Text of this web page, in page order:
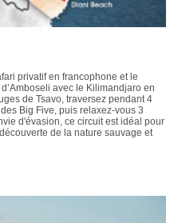
privatif en francophone et le
avec le Kilimandjaro en
de Tsavo, traversez pendant 4
Big Five, puis relaxez-vous 3
d'évasion, ce circuit est idéal pour
de la nature sauvage et